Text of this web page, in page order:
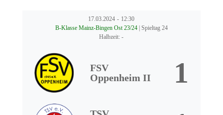
17.03.2024 - 12:30
B-Klasse Mainz-Bingen Ost 23/24 | Spieltag 24
Halbzeit: -
FSV
Oppenheim II
1